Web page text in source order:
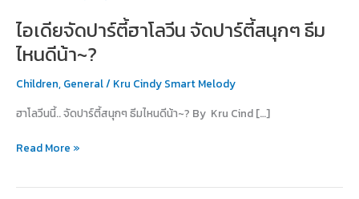
ไอเดียจัดปาร์ตี้ฮาโลวีน จัดปาร์ตี้สนุกๆ ธีม
ไหนดีน้า~?
Children, General/ Kru Cindy Smart Melody
ฮาโลวีนนี้.. จัดปาร์ตี้สนุกๆ ธีมไหนดีน้า~? By Kru Cind […]
จัด
ปาร์ตี้
ฮาโลวีน
จัด
สนุกๆ
ไหน
น้า~?
Read More »